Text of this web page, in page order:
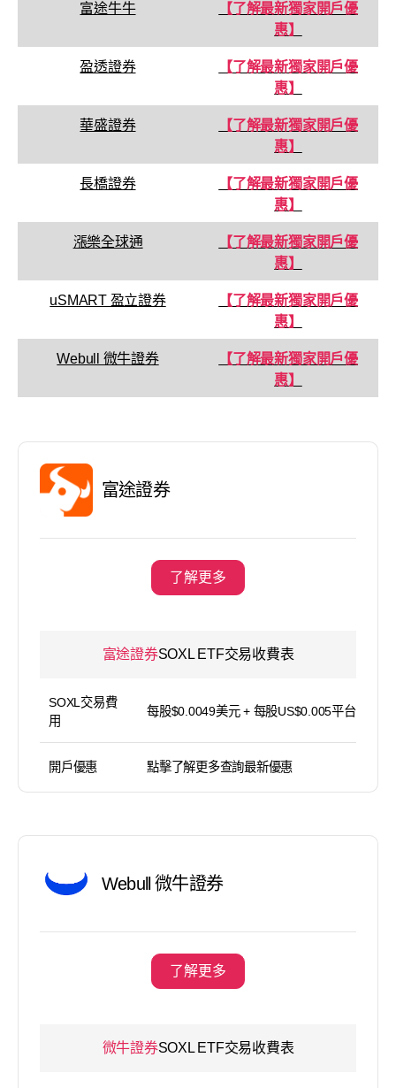
富途牛牛
【了解最新獨家開戶優
惠】
盈透證券
【了解最新獨家開戶優
惠】
華盛證券
【了解最新獨家開戶優
惠】
長橋證券
【了解最新獨家開戶優
惠】
漲樂全球通
【了解最新獨家開戶優
惠】
uSMART 盈立證券
【了解最新獨家開戶優
惠】
Webull 微牛證券
【了解最新獨家開戶優
惠】
富途證券
了解更多
富途證券SOXL ETF交易收費表
SOXL交易費
用
每股$0.0049美元 + 每股US$0.005平台使用費
開戶優惠 點擊了解更多查詢最新優惠
Webull 微牛證券
了解更多
微牛證券SOXL ETF交易收費表